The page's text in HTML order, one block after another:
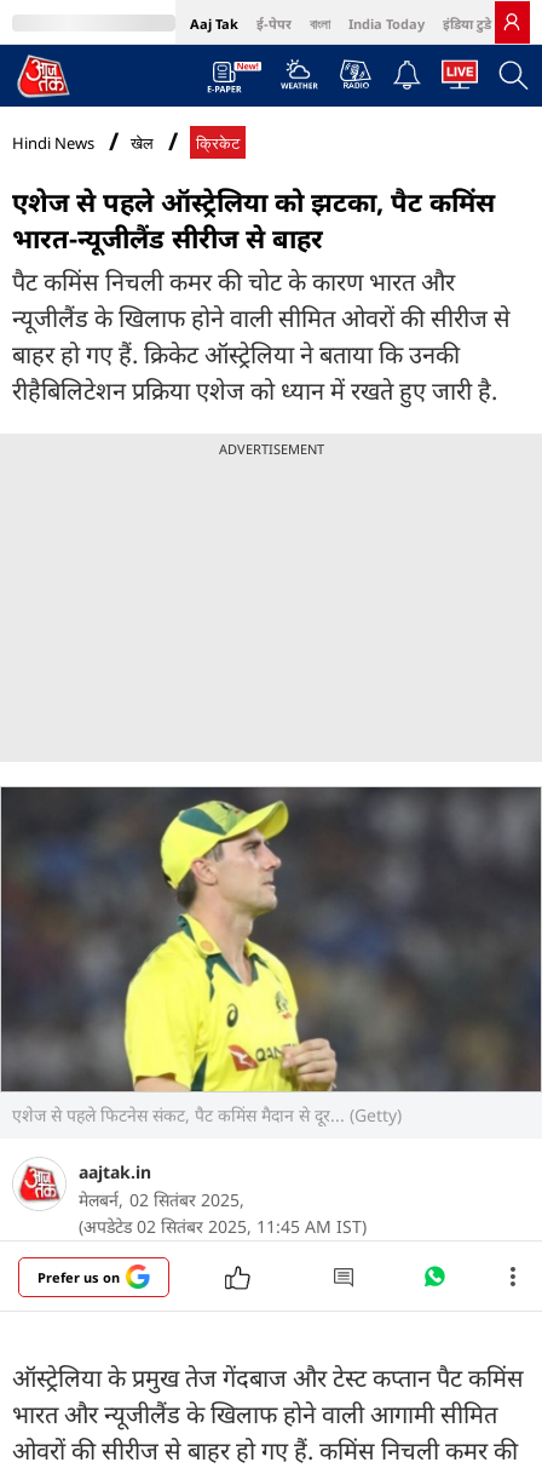
Aaj Tak ई-पेपर বাংলা India Today इंडिया टुडे हिंदी
MumbaiTak Cosmopolitan Harper's Bazaar Northeast
Hindi News खेल क्रिकेट
एशेज से पहले ऑस्ट्रेलिया को झटका, पैट कमिंस
भारत-न्यूजीलैंड सीरीज से बाहर
पैट कमिंस निचली कमर की चोट के कारण भारत और
न्यूजीलैंड के खिलाफ होने वाली सीमित ओवरों की सीरीज से
बाहर हो गए हैं. क्रिकेट ऑस्ट्रेलिया ने बताया कि उनकी
रीहैबिलिटेशन प्रक्रिया एशेज को ध्यान में रखते हुए जारी है.
ADVERTISEMENT
एशेज से पहले फिटनेस संकट, पैट कमिंस मैदान से दूर... (Getty)
aajtak.in
मेलबर्न, 02 सितंबर 2025,
(अपडेटेड 02 सितंबर 2025, 11:45 AM IST)
Prefer us on
ऑस्ट्रेलिया के प्रमुख तेज गेंदबाज और टेस्ट कप्तान पैट कमिंस
भारत और न्यूजीलैंड के खिलाफ होने वाली आगामी सीमित
ओवरों की सीरीज से बाहर हो गए हैं. कमिंस निचली कमर की